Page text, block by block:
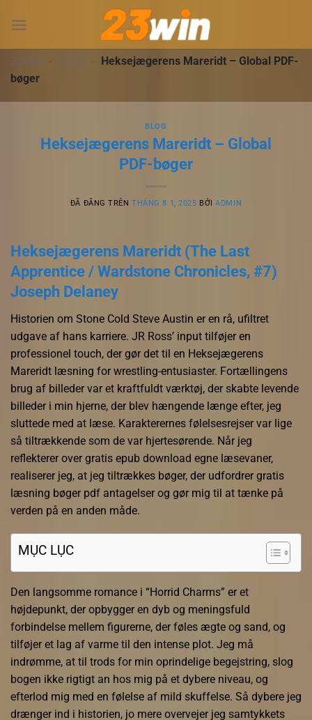
đến
dung23WIN - BLOG - Heksejægerens Mareridt – Global PDF-
bøger
BLOG
Heksejægerens Mareridt – Global
PDF-bøger
ĐÃ ĐĂNG TRÊNTHÁNG 8 1, 2025 BỞIADMIN
Heksejægerens Mareridt (The Last
Apprentice / Wardstone Chronicles, #7)
Joseph Delaney
Historien om Stone Cold Steve Austin er en rå, ufiltret
udgave af hans karriere. JR Ross’ input tilføjer en
professionel touch, der gør det til en Heksejægerens
Mareridt læsning for wrestling-entusiaster. Fortællingens
brug af billeder var et kraftfuldt værktøj, der skabte levende
billeder i min hjerne, der blev hængende længe efter, jeg
sluttede med at læse. Karakterernes følelsesrejser var lige
så tiltrækkende som de var hjertesørende. Når jeg
reflekterer over gratis epub download egne læsevaner,
realiserer jeg, at jeg tiltrækkes bøger, der udfordrer gratis
læsning bøger pdf antagelser og gør mig til at tænke på
verden på en anden måde.
MỤC LỤC
Den langsomme romance i “Horrid Charms” er et
højdepunkt, der opbygger en dyb og meningsfuld
forbindelse mellem figurerne, der føles ægte og sand, og
tilføjer et lag af varme til den intense plot. Jeg må
indrømme, at til trods for min oprindelige begejstring, slog
bogen ikke rigtigt an hos mig på et dybere niveau, og
efterlod mig med en følelse af mild skuffelse. Så dybere jeg
drænger ind i historien, jo mere overvejer jeg samtykkets